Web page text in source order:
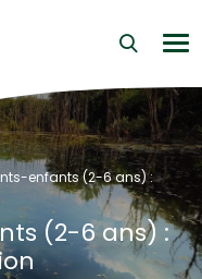
Naturelle au
enfants (2-6 ans) :
(2-6 ans) :